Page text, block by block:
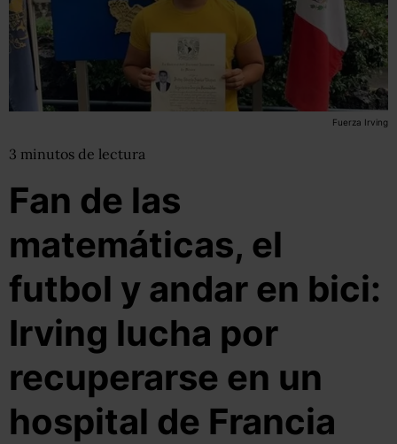
Fuerza Irving
3 minutos de lectura
Fan de las
matemáticas, el
futbol y andar en bici:
Irving lucha por
recuperarse en un
hospital de Francia